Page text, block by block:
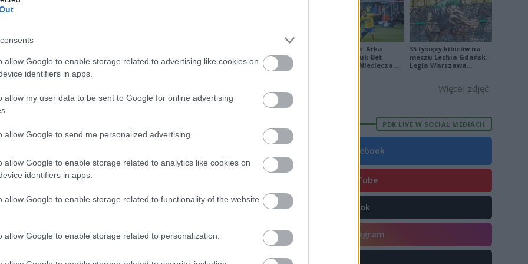
allow Google to enable storage related to advertising like cookies on
identifiers in apps.
allow my user data to be sent to Google for online advertising
allow Google to send me personalized advertising.
allow Google to enable storage related to analytics like cookies on
identifiers in apps.
allow Google to enable storage related to functionality of the website
allow Google to enable storage related to personalization.
Z GOLE FORMA
13 30 9 3 1 36-10
13 29 52-16
13 28 9 1 3 38-21
13 24 7 3 3 36-22
13 22 6 4 28-22
Ekstraklasa: Arka
Gdynia - Bruk-Bet
Termalica Nieciecza 2-
35 tysięcy kibiców na
meczu Lechia Gdańsk -
Legia Warszawa
Więcej zdjęć
PDK LIVE W SOCIAL MEDIACH
Facebook
YouTube
TikTok
Instagram